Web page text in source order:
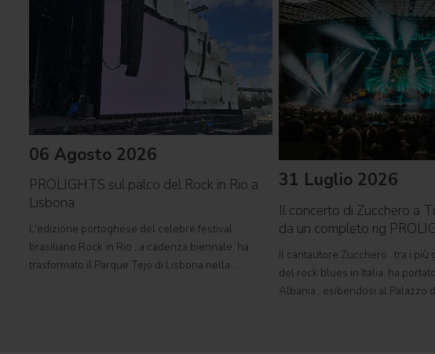
06 Agosto 2026
PROLIGHTS sul palco del Rock in Rio a
Lisbona
L'edizione portoghese del celebre festival
brasiliano Rock in Rio , a cadenza biennale, ha
trasformato il Parque Tejo di Lisbona nella
31 Luglio 2026
Il concerto di Zucchero a
da un completo rig
Il cantautore Zucchero , tra i più
del rock blues in Italia, ha
Albania , esibendosi al Palazzo
World Tour 2026 " e